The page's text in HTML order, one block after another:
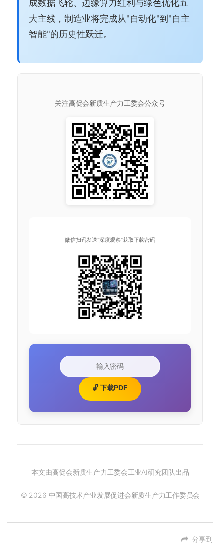
成数据飞轮、边缘算力红利与绿色优化五
大主线，制造业将完成从"自动化"到"自主
智能"的历史性跃迁。
关注高促会新质生产力工委会公众号
微信扫码发送"深度观察"获取下载密码
🔓 下载PDF
本文由高促会新质生产力工委会工业AI研究团队出品
© 2026 中国高技术产业发展促进会新质生产力工作委员会
分享到